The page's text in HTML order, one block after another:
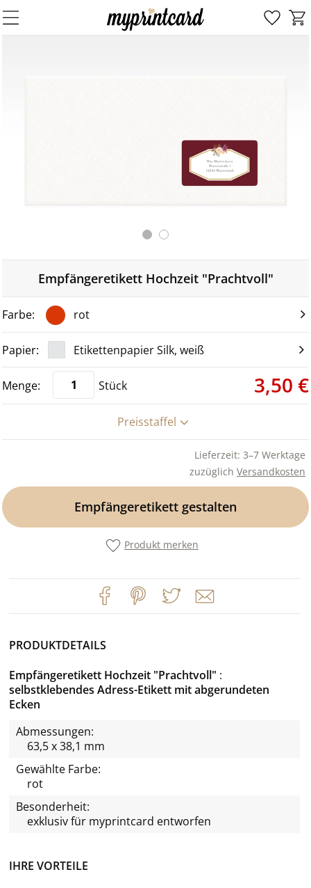
Empfängeretikett Hochzeit "Prachtvoll"
rot
Etikettenpapier Silk, weiß
Stück 3,50 €
Preisstaffel
Lieferzeit: 3–7 Werktage
zuzüglich Versandkosten
Empfängeretikett gestalten
Produkt merken
IHRE VORTEILE
PRODUKTDETAILS
Empfängeretikett Hochzeit "Prachtvoll"
selbstklebendes Adress-Etikett mit abgerundeten
Ecken
Abmessungen:
63,5 x 38,1 mm
Gewählte Farbe:
rot
Besonderheit:
exklusiv für myprintcard entworfen